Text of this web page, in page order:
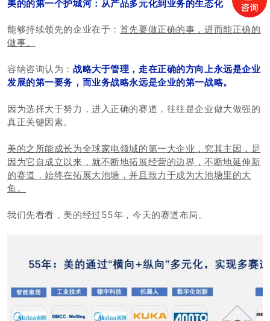
美的的第一个护城河：从产品多元化到业务的生态化
能够持续领先的企业在于： 首先要做正确的事，进而能正确的
做事。
容纳咨询认为： 战略大于管理，走在正确的方向上永远是企业
发展的第一要务，而业务战略永远是企业的第一战略。
因为选择大于努力，进入正确的赛道，往往是企业做大做强的
真正关键因素。
美的之所能成长为全球家电领域的第一大企业，究其主因，是
因为它自成立以来，就不断地拓展经营的边界，不断地延伸新
的赛道，始终在拓展大池塘，并且致力于成为大池塘里的大
鱼。
我们先看看，美的经过55年，今天的赛道布局。